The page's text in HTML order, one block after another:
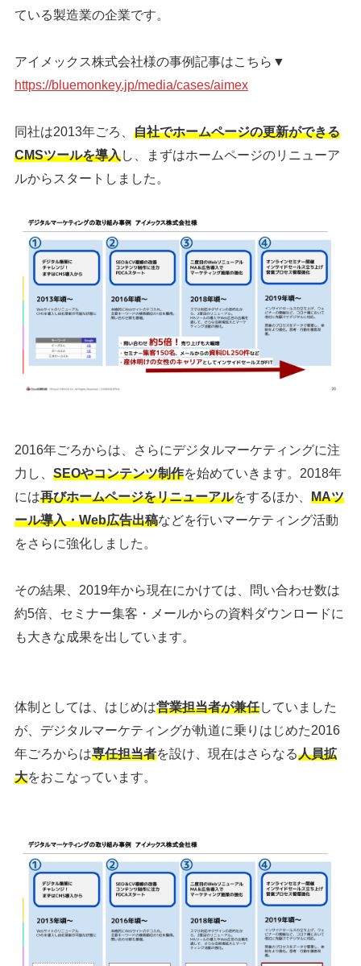
ている製造業の企業です。
アイメックス株式会社様の事例記事はこちら▼
https://bluemonkey.jp/media/cases/aimex
同社は2013年ごろ、 自社でホームページの更新ができる
CMSツールを導入し、まずはホームページのリニューア
ルからスタートしました。
2016年ごろからは、さらにデジタルマーケティングに注
力し、 SEOやコンテンツ制作を始めていきます。2018年
には再びホームページをリニューアルをするほか、 MAツ
ール導入・Web広告出稿などを行いマーケティング活動
をさらに強化しました。
その結果、2019年から現在にかけては、
問い合わせ数は
約5倍、セミナー集客・メールからの資料ダウンロードに
も大きな成果を出しています。
体制としては、はじめは営業担当者が兼任していました
が、デジタルマーケティングが軌道に乗りはじめた2016
年ごろからは専任担当者を設け、現在はさらなる人員拡
大をおこなっています。